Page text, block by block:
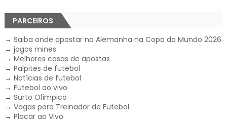
PARCEIROS
→ Saiba onde apostar na Alemanha na Copa do Mundo 2026
→ jogos mines
→ Melhores casas de apostas
→ Palpites de futebol
→ Notícias de futebol
→ Futebol ao vivo
→ Surto Olímpico
→ Vagas para Treinador de Futebol
→ Placar ao Vivo